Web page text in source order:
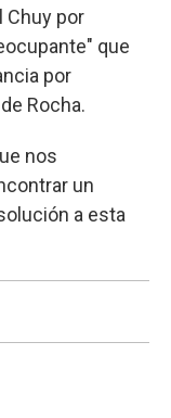
Chuy por
que
por
Rocha.
nos
un
a esta